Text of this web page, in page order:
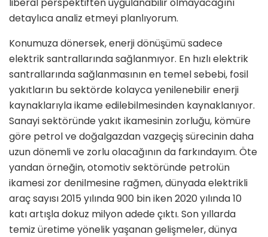
detaylıca analiz etmeyi planlıyorum.
Konumuza dönersek, enerji dönüşümü sadece
elektrik santrallarında sağlanmıyor. En hızlı elektrik
santrallarında sağlanmasının en temel sebebi, fosil
yakıtların bu sektörde kolayca yenilenebilir enerji
kaynaklarıyla ikame edilebilmesinden kaynaklanıyor.
Sanayi sektöründe yakıt ikamesinin zorluğu, kömüre
göre petrol ve doğalgazdan vazgeçiş sürecinin daha
uzun dönemli ve zorlu olacağının da farkındayım. Öte
yandan örneğin, otomotiv sektöründe petrolün
ikamesi zor denilmesine rağmen, dünyada elektrikli
araç sayısı 2015 yılında 900 bin iken 2020 yılında 10
katı artışla dokuz milyon adede çıktı. Son yıllarda
temiz üretime yönelik yaşanan gelişmeler, dünya